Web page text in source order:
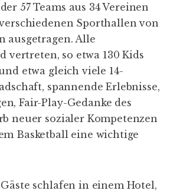
57 Teams aus 34 Vereinen
Sporthallen von
ausgetragen. Alle
vertreten, so etwa 130 Kids
etwa gleich viele 14-
spannende Erlebnisse,
Fair-Play-Gedanke des
neuer sozialer Kompetenzen
Basketball eine wichtige
schlafen in einem Hotel,